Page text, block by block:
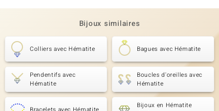
Bijoux similaires
Colliers avec Hématite Bagues avec Hématite
Pendentifs avec
Hématite
Boucles d'oreilles avec
Hématite
Bijoux en Hématite